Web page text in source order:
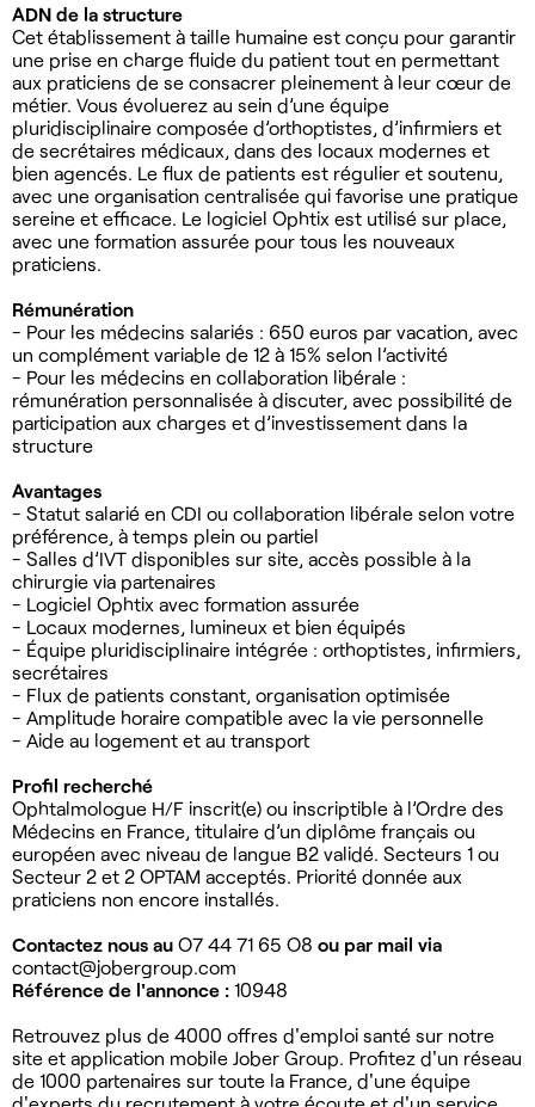
ADN de la structure
Cet établissement à taille humaine est conçu pour garantir
une prise en charge fluide du patient tout en permettant
aux praticiens de se consacrer pleinement à leur cœur de
métier. Vous évoluerez au sein d’une équipe
pluridisciplinaire composée d’orthoptistes, d’infirmiers et
de secrétaires médicaux, dans des locaux modernes et
bien agencés. Le flux de patients est régulier et soutenu,
avec une organisation centralisée qui favorise une pratique
sereine et efficace. Le logiciel Ophtix est utilisé sur place,
avec une formation assurée pour tous les nouveaux
praticiens.
Rémunération
- Pour les médecins salariés : 650 euros par vacation, avec
un complément variable de 12 à 15% selon l’activité
- Pour les médecins en collaboration libérale :
rémunération personnalisée à discuter, avec possibilité de
participation aux charges et d’investissement dans la
structure
Avantages
- Statut salarié en CDI ou collaboration libérale selon votre
préférence, à temps plein ou partiel
- Salles d’IVT disponibles sur site, accès possible à la
chirurgie via partenaires
- Logiciel Ophtix avec formation assurée
- Locaux modernes, lumineux et bien équipés
- Équipe pluridisciplinaire intégrée : orthoptistes, infirmiers,
secrétaires
- Flux de patients constant, organisation optimisée
- Amplitude horaire compatible avec la vie personnelle
- Aide au logement et au transport
Profil recherché
Ophtalmologue H/F inscrit(e) ou inscriptible à l’Ordre des
Médecins en France, titulaire d’un diplôme français ou
européen avec niveau de langue B2 validé. Secteurs 1 ou
Secteur 2 et 2 OPTAM acceptés. Priorité donnée aux
praticiens non encore installés.
Contactez nous au O7 44 71 65 O8 ou par mail via
contact@jobergroup.com
Référence de l'annonce : 10948
Retrouvez plus de 4000 offres d'emploi santé sur notre
site et application mobile Jober Group. Profitez d'un réseau
de 1000 partenaires sur toute la France, d'une équipe
d'experts du recrutement à votre écoute et d'un service